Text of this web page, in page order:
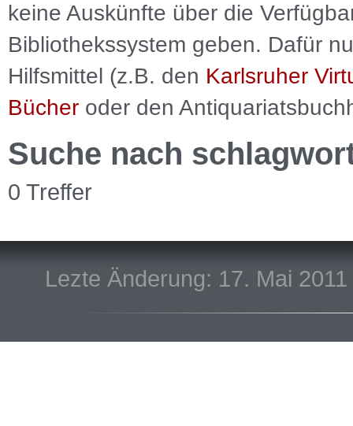
keine Auskünfte über die
Bibliothekssystem geben. Dafür
Hilfsmittel (z.B. den Karlsruher
Bücher oder den
Suche nach
0 Treffer
Lezte Änderung: 17. Mai